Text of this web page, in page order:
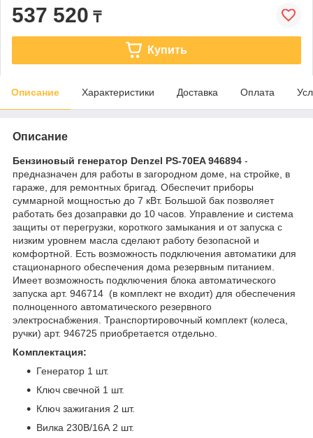
537 520 ₸
Купить
Описание Характеристики Доставка Оплата
Описание
Бензиновый генератор Denzel PS-70EA 946894 -
предназначен для работы в загородном доме, на стройке, в
гараже, для ремонтных бригад. Обеспечит приборы
суммарной мощностью до 7 кВт. Большой бак позволяет
работать без дозаправки до 10 часов. Управление и система
защиты от перегрузки, короткого замыкания и от запуска с
низким уровнем масла сделают работу безопасной и
комфортной. Есть возможность подключения автоматики для
стационарного обеспечения дома резервным питанием.
Имеет возможность подключения блока автоматического
запуска арт. 946714 (в комплект не входит) для обеспечения
полноценного автоматического резервного
электроснабжения. Транспортировочный комплект (колеса,
ручки) арт. 946725 приобретается отдельно.
Комплектация:
Генератор 1 шт.
Ключ свечной 1 шт.
Ключ зажигания 2 шт.
Вилка 230В/16А 2 шт.